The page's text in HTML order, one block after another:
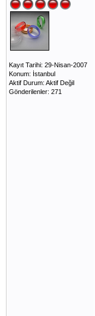
Kayıt Tarihi: 29-Nisan-2007
Konum: İstanbul
Aktif Durum: Aktif Değil
Gönderilenler: 271